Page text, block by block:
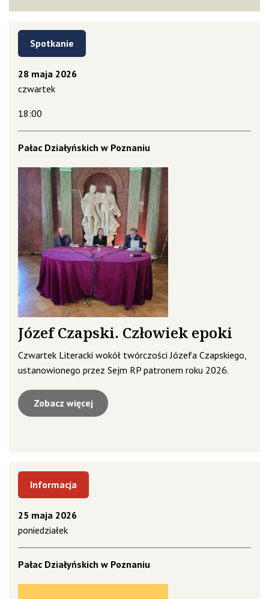
Spotkanie
28 maja 2026
czwartek
18:00
Pałac Działyńskich w Poznaniu
Józef Czapski. Człowiek epoki
Czwartek Literacki wokół twórczości Józefa Czapskiego,
ustanowionego przez Sejm RP patronem roku 2026.
Zobacz więcej
Informacja
25 maja 2026
poniedziałek
Pałac Działyńskich w Poznaniu